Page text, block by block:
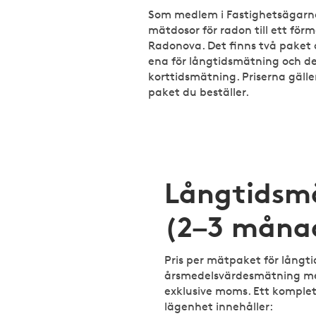
Som medlem i
mätdosor för radon till ett
Radonova. Det finns två
ena för långtidsmätning och
korttidsmätning. Priserna
paket du beställer.
(2–3
Pris per mätpaket för
årsmedelsvärdesmätning
exklusive moms. Ett
lägenhet innehåller: